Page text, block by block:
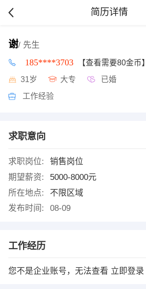
简历详情
谢/ 先生
185****3703 【查看需要80金币】
31岁 大专 已婚
工作经验
求职意向
求职岗位:
销售岗位
期望薪资:
5000-8000元
所在地点:
不限区域
发布时间:
08-09
工作经历
您不是企业账号，无法查看 立即登录